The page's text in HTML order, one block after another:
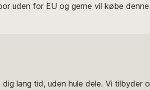
uden for EU og gerne vil købe
lang tid, uden hule dele. Vi tilbyder